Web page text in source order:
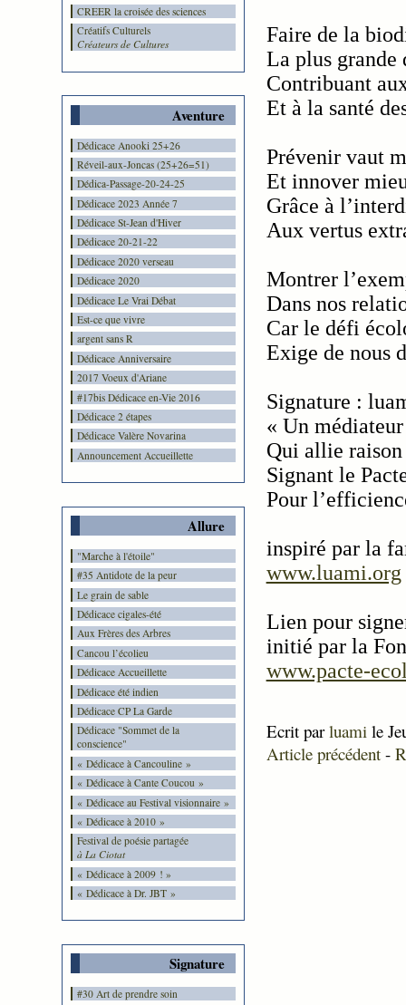
CREER la croisée des sciences
Créatifs Culturels
Créateurs de Cultures
Aventure
Dédicace Anooki 25+26
Réveil-aux-Joncas (25+26=51)
Dédica-Passage-20-24-25
Dédicace 2023 Année 7
Dédicace St-Jean d'Hiver
Dédicace 20-21-22
Dédicace 2020 verseau
Dédicace 2020
Dédicace Le Vrai Débat
Est-ce que vivre
argent sans R
Dédicace Anniversaire
2017 Voeux d'Ariane
#17bis Dédicace en-Vie 2016
Dédicace 2 étapes
Dédicace Valère Novarina
Announcement Accueillette
Allure
"Marche à l'étoile"
#35 Antidote de la peur
Le grain de sable
Dédicace cigales-été
Aux Frères des Arbres
Cancou l’écolieu
Dédicace Accueillette
Dédicace été indien
Dédicace CP La Garde
Dédicace "Sommet de la
conscience"
« Dédicace à Cancouline »
« Dédicace à Cante Coucou »
« Dédicace au Festival visionnaire »
« Dédicace à 2010 »
Festival de poésie partagée
à La Ciotat
« Dédicace à 2009 ! »
« Dédicace à Dr. JBT »
Signature
#30 Art de prendre soin
Faire de la
La plus grande
Contribuant
Et à la santé
Prévenir vaut
Et innover
Grâce à
Aux vertus
Montrer
Dans nos
Car le défi
Exige de nous
Signature :
« Un
Qui allie raison
Signant le
Pour
inspiré par la
www.luami.org
Lien pour
initié par la
www.pacte-
Ecrit parluami le
Article précédent-